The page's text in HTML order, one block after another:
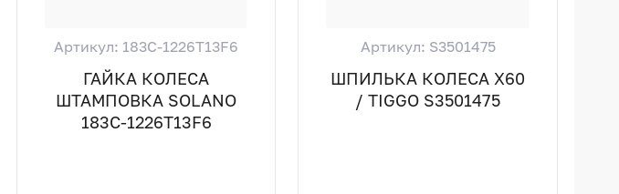
Артикул: 183C-1226T13F6
ГАЙКА КОЛЕСА
ШТАМПОВКА SOLANO
183C-1226T13F6
Артикул: S3501475
ШПИЛЬКА КОЛЕСА X60
/ TIGGO S3501475